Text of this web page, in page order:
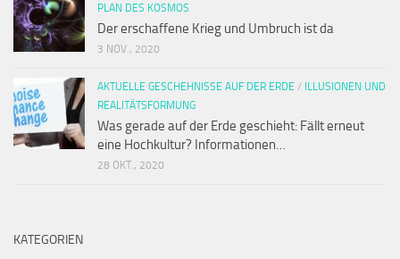
PLAN DES KOSMOS
Der erschaffene Krieg und Umbruch ist da
3 NOV., 2020
AKTUELLE GESCHEHNISSE AUF DER ERDE /
ILLUSIONEN UND
REALITÄTSFORMUNG
Was gerade auf der Erde geschieht: Fällt erneut
eine Hochkultur? Informationen…
28 OKT., 2020
KATEGORIEN